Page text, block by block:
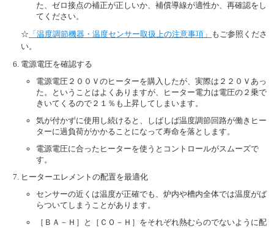
た、ゼロ接点の補正が正しいか、補償導線が適性か、再確認をし
てください。
☆ 「温度調節機器・温度センサー取扱上の注意事項」 もご参照くださ
い。
電源電圧を確認する
電源電圧２００Ｖのヒーターを購入したが、実際は２２０Ｖあっ
た。ということはよくありますが、ヒーター電力は電圧の２乗で
きいてくるので２１％も上昇してしまいます。
気が付かずに使用し続けると、しばしば温度調節回路が働きヒー
ターに過負荷がかかることになって寿命を落とします。
電源電圧に合ったヒーターを使うとコントロールがスムーズで
す。
ヒーターエレメントの配置を最適化
センサーの近くは温度が正確でも、炉内や槽内全体では温度がば
らついてしまうことがあります。
［ＢＡ－Ｈ］と［ＣＯ－Ｈ］をそれぞれ熱むらのでないように配